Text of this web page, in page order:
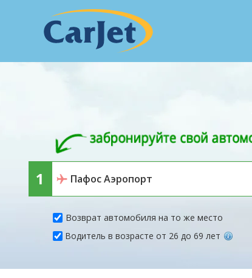
Возврат автомобиля на то же место
Водитель в возрасте от 26 до 69 лет